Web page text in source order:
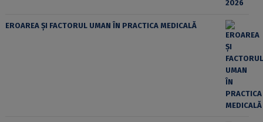
EROAREA ȘI FACTORUL UMAN ÎN PRACTICA MEDICALĂ